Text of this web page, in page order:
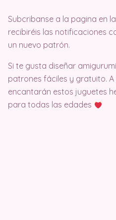
Subcribanse a la pagina en
recibiréis las notificaciones
un nuevo patrón.
Si te gusta diseñar
patrones fáciles y gratuito.
encantarán estos juguetes
para todas las edades